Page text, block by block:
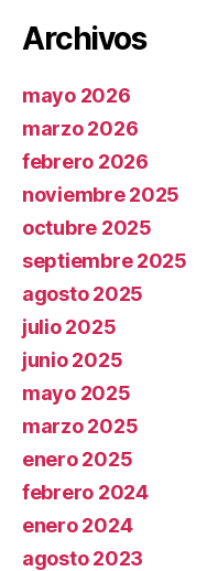
Archivos
mayo 2026
marzo 2026
febrero 2026
noviembre 2025
octubre 2025
septiembre 2025
agosto 2025
julio 2025
junio 2025
mayo 2025
marzo 2025
enero 2025
febrero 2024
enero 2024
agosto 2023